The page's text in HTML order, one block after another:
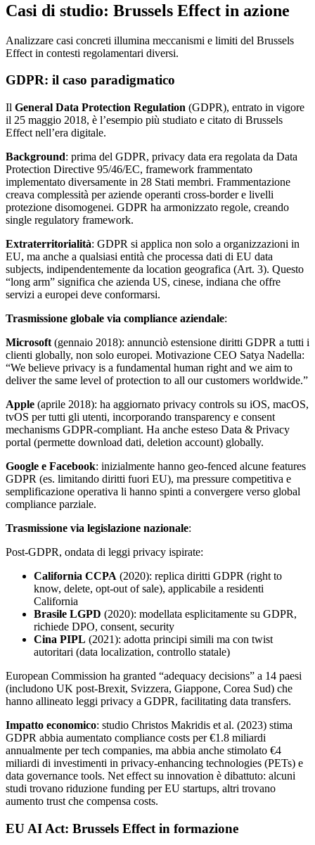
Casi di studio: Brussels Effect in azione
Analizzare casi concreti illumina meccanismi e limiti del Brussels
Effect in contesti regolamentari diversi.
GDPR: il caso paradigmatico
Il General Data Protection Regulation (GDPR), entrato in vigore
il 25 maggio 2018, è l’esempio più studiato e citato di Brussels
Effect nell’era digitale.
Background: prima del GDPR, privacy data era regolata da Data
Protection Directive 95/46/EC, framework frammentato
implementato diversamente in 28 Stati membri. Frammentazione
creava complessità per aziende operanti cross-border e livelli
protezione disomogenei. GDPR ha armonizzato regole, creando
single regulatory framework.
Extraterritorialità: GDPR si applica non solo a organizzazioni in
EU, ma anche a qualsiasi entità che processa dati di EU data
subjects, indipendentemente da location geografica (Art. 3). Questo
“long arm” significa che azienda US, cinese, indiana che offre
servizi a europei deve conformarsi.
Trasmissione globale via compliance aziendale:
Microsoft (gennaio 2018): annunciò estensione diritti GDPR a tutti i
clienti globally, non solo europei. Motivazione CEO Satya Nadella:
“We believe privacy is a fundamental human right and we aim to
deliver the same level of protection to all our customers worldwide.”
Apple (aprile 2018): ha aggiornato privacy controls su iOS, macOS,
tvOS per tutti gli utenti, incorporando transparency e consent
mechanisms GDPR-compliant. Ha anche esteso Data & Privacy
portal (permette download dati, deletion account) globally.
Google e Facebook: inizialmente hanno geo-fenced alcune features
GDPR (es. limitando diritti fuori EU), ma pressure competitiva e
semplificazione operativa li hanno spinti a convergere verso global
compliance parziale.
Trasmissione via legislazione nazionale:
Post-GDPR, ondata di leggi privacy ispirate:
California CCPA (2020): replica diritti GDPR (right to
know, delete, opt-out of sale), applicabile a residenti
California
Brasile LGPD (2020): modellata esplicitamente su GDPR,
richiede DPO, consent, security
Cina PIPL (2021): adotta principi simili ma con twist
autoritari (data localization, controllo statale)
European Commission ha granted “adequacy decisions” a 14 paesi
(includono UK post-Brexit, Svizzera, Giappone, Corea Sud) che
hanno allineato leggi privacy a GDPR, facilitating data transfers.
Impatto economico: studio Christos Makridis et al. (2023) stima
GDPR abbia aumentato compliance costs per €1.8 miliardi
annualmente per tech companies, ma abbia anche stimolato €4
miliardi di investimenti in privacy-enhancing technologies (PETs) e
data governance tools. Net effect su innovation è dibattuto: alcuni
studi trovano riduzione funding per EU startups, altri trovano
aumento trust che compensa costs.
EU AI Act: Brussels Effect in formazione